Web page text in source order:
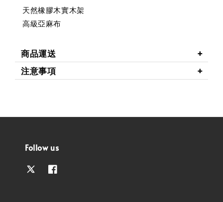
天然橡膠木實木架
高級亞麻布
商品運送
注意事項
Follow us